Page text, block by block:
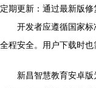
定期更新：通过最新版修
开发者应遵循国家
全程安全。用户下载时也
新昌智慧教育安卓版